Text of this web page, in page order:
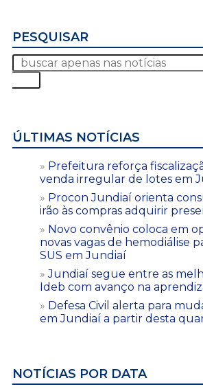
PESQUISAR
ÚLTIMAS NOTÍCIAS
Prefeitura reforça
venda irregular de lotes em
Procon Jundiaí orienta
irão às compras adquirir
Novo convênio coloca em
novas vagas de hemodiálise
SUS em Jundiaí
Jundiaí segue entre as
Ideb com avanço na
Defesa Civil alerta para
em Jundiaí a partir desta
NOTÍCIAS POR DATA